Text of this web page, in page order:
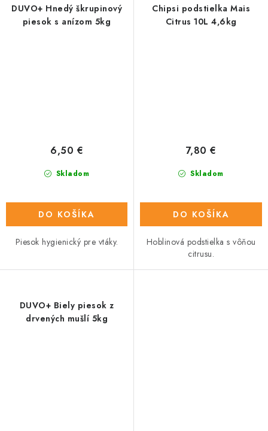
DUVO+ Hnedý škrupinový
piesok s anízom 5kg
Skladom
6,50 €
DO KOŠÍKA
Piesok hygienický pre vtáky.
Chipsi podstielka Mais
Citrus 10L 4,6kg
Skladom
7,80 €
DO KOŠÍKA
Hoblinová podstielka s vôňou
citrusu.
DUVO+ Biely piesok z
drvených mušlí 5kg